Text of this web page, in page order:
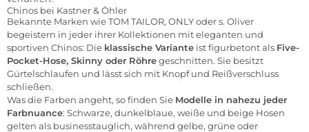
Chinos bei Kastner & Öhler
Bekannte Marken wieTOM TAILOR, ONLYoders. Oliver
begeistern in jeder ihrer Kollektionen mit eleganten und
sportiven Chinos: Die klassische Variante ist figurbetont als Five-
Pocket-Hose, Skinny oder Röhregeschnitten. Sie besitzt
Gürtelschlaufen und lässt sich mit Knopf und Reißverschluss
schließen.
Was die Farben angeht, so finden Sie Modelle in nahezu jeder
Farbnuance: Schwarze, dunkelblaue, weiße und beige Hosen
gelten als businesstauglich, während gelbe, grüne oder